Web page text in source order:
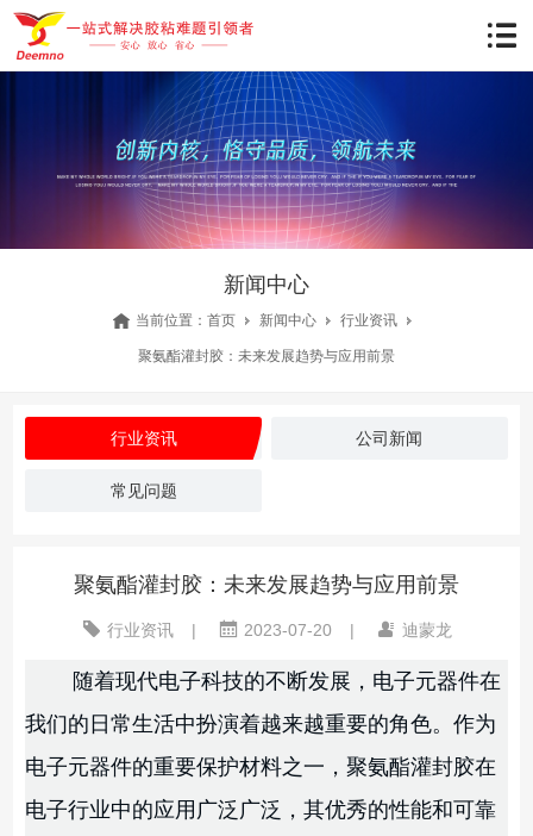
新闻中心
当前位置： 首页 新闻中心 行业资讯
聚氨酯灌封胶：未来发展趋势与应用前景
行业资讯 公司新闻
常见问题
聚氨酯灌封胶：未来发展趋势与应用前景
行业资讯 | 2023-07-20 | 迪蒙龙
随着现代电子科技的不断发展，电子元器件在
我们的日常生活中扮演着越来越重要的角色。作为
电子元器件的重要保护材料之一，聚氨酯灌封胶在
电子行业中的应用广泛广泛，其优秀的性能和可靠